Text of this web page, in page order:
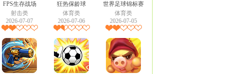
FPS生存战场
射击类
2026-07-07
狂热保龄球
体育类
2026-07-06
世界足球锦标赛
体育类
2026-07-05